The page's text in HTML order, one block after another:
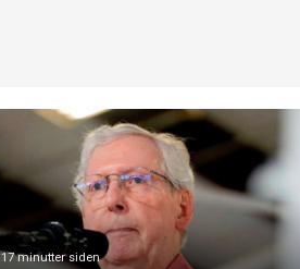
17 minutter siden